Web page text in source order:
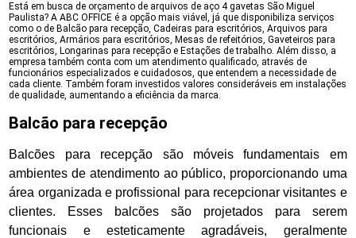
Está em busca de orçamento de arquivos de aço 4 gavetas São Miguel
Paulista? A ABC OFFICE é a opção mais viável, já que disponibiliza serviços
como o de Balcão para recepção, Cadeiras para escritórios, Arquivos para
escritórios, Armários para escritórios, Mesas de refeitórios, Gaveteiros para
escritórios, Longarinas para recepção e Estações de trabalho. Além disso, a
empresa também conta com um atendimento qualificado, através de
funcionários especializados e cuidadosos, que entendem a necessidade de
cada cliente. Também foram investidos valores consideráveis em instalações
de qualidade, aumentando a eficiência da marca.
Balcão para recepção
Balcões para recepção são móveis fundamentais em
ambientes de atendimento ao público, proporcionando uma
área organizada e profissional para recepcionar visitantes e
clientes. Esses balcões são projetados para serem
funcionais e esteticamente agradáveis, geralmente